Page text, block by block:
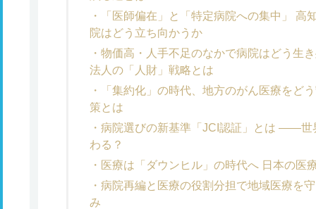
「医師偏在」と「特定病院への集中」 高
院はどう立ち向かうか
物価高・人手不足のなかで病院はどう生
法人の「人財」戦略とは
「集約化」の時代、地方のがん医療を
策とは
病院選びの新基準「JCI認証」とは ――世
わる？
医療は「ダウンヒル」の時代へ 日本の医
病院再編と医療の役割分担で地域医療を
み